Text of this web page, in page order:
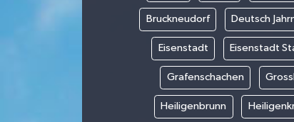
Bruckneudorf Deutsch
Eisenstadt Eisenstadt
Grafenschachen
Heiligenbrunn